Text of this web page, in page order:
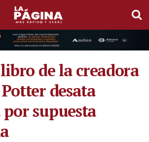
de la creadora
desata
supuesta